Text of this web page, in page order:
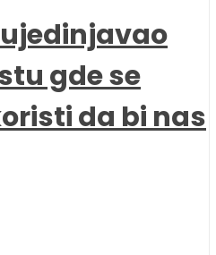
ujedinjavao
gde se
da bi nas